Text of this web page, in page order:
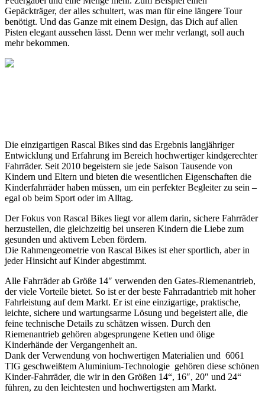
Gepäckträger, der alles schultert, was man für eine längere Tour
benötigt. Und das Ganze mit einem Design, das Dich auf allen
Pisten elegant aussehen lässt. Denn wer mehr verlangt, soll auch
mehr bekommen.
Die einzigartigen Rascal Bikes sind das Ergebnis langjähriger
Entwicklung und Erfahrung im Bereich hochwertiger kindgerechter
Fahrräder. Seit 2010 begeistern sie jede Saison Tausende von
Kindern und Eltern und bieten die wesentlichen Eigenschaften die
Kinderfahrräder haben müssen, um ein perfekter Begleiter zu sein –
egal ob beim Sport oder im Alltag.
Der Fokus von Rascal Bikes liegt vor allem darin, sichere Fahrräder
herzustellen, die gleichzeitig bei unseren Kindern die Liebe zum
gesunden und aktivem Leben fördern.
Die Rahmengeometrie von Rascal Bikes ist eher sportlich, aber in
jeder Hinsicht auf Kinder abgestimmt.
Alle Fahrräder ab Größe 14″ verwenden den Gates-Riemenantrieb,
der viele Vorteile bietet. So ist er der beste Fahrradantrieb mit hoher
Fahrleistung auf dem Markt. Er ist eine einzigartige, praktische,
leichte, sichere und wartungsarme Lösung und begeistert alle, die
feine technische Details zu schätzen wissen. Durch den
Riemenantrieb gehören abgesprungene Ketten und ölige
Kinderhände der Vergangenheit an.
Dank der Verwendung von hochwertigen Materialien und 6061
TIG geschweißtem Aluminium-Technologie gehören diese schönen
Kinder-Fahrräder, die wir in den Größen 14“, 16″, 20″ und 24“
führen, zu den leichtesten und hochwertigsten am Markt.